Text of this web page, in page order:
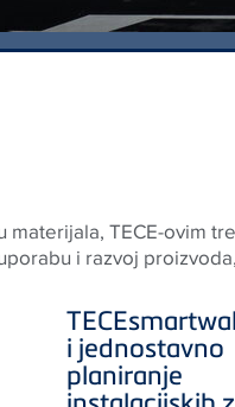
i razvoj
TECE
i jednostavno
planiranje
instalacijskih